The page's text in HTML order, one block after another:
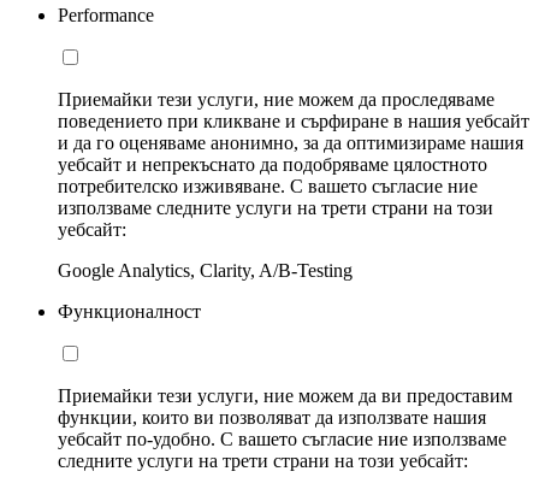
Performance
Приемайки тези услуги, ние можем да проследяваме
поведението при кликване и сърфиране в нашия уебсайт
и да го оценяваме анонимно, за да оптимизираме нашия
уебсайт и непрекъснато да подобряваме цялостното
потребителско изживяване. С вашето съгласие ние
използваме следните услуги на трети страни на този
уебсайт:
Google Analytics, Clarity, A/B-Testing
Функционалност
Приемайки тези услуги, ние можем да ви предоставим
функции, които ви позволяват да използвате нашия
уебсайт по-удобно. С вашето съгласие ние използваме
следните услуги на трети страни на този уебсайт: